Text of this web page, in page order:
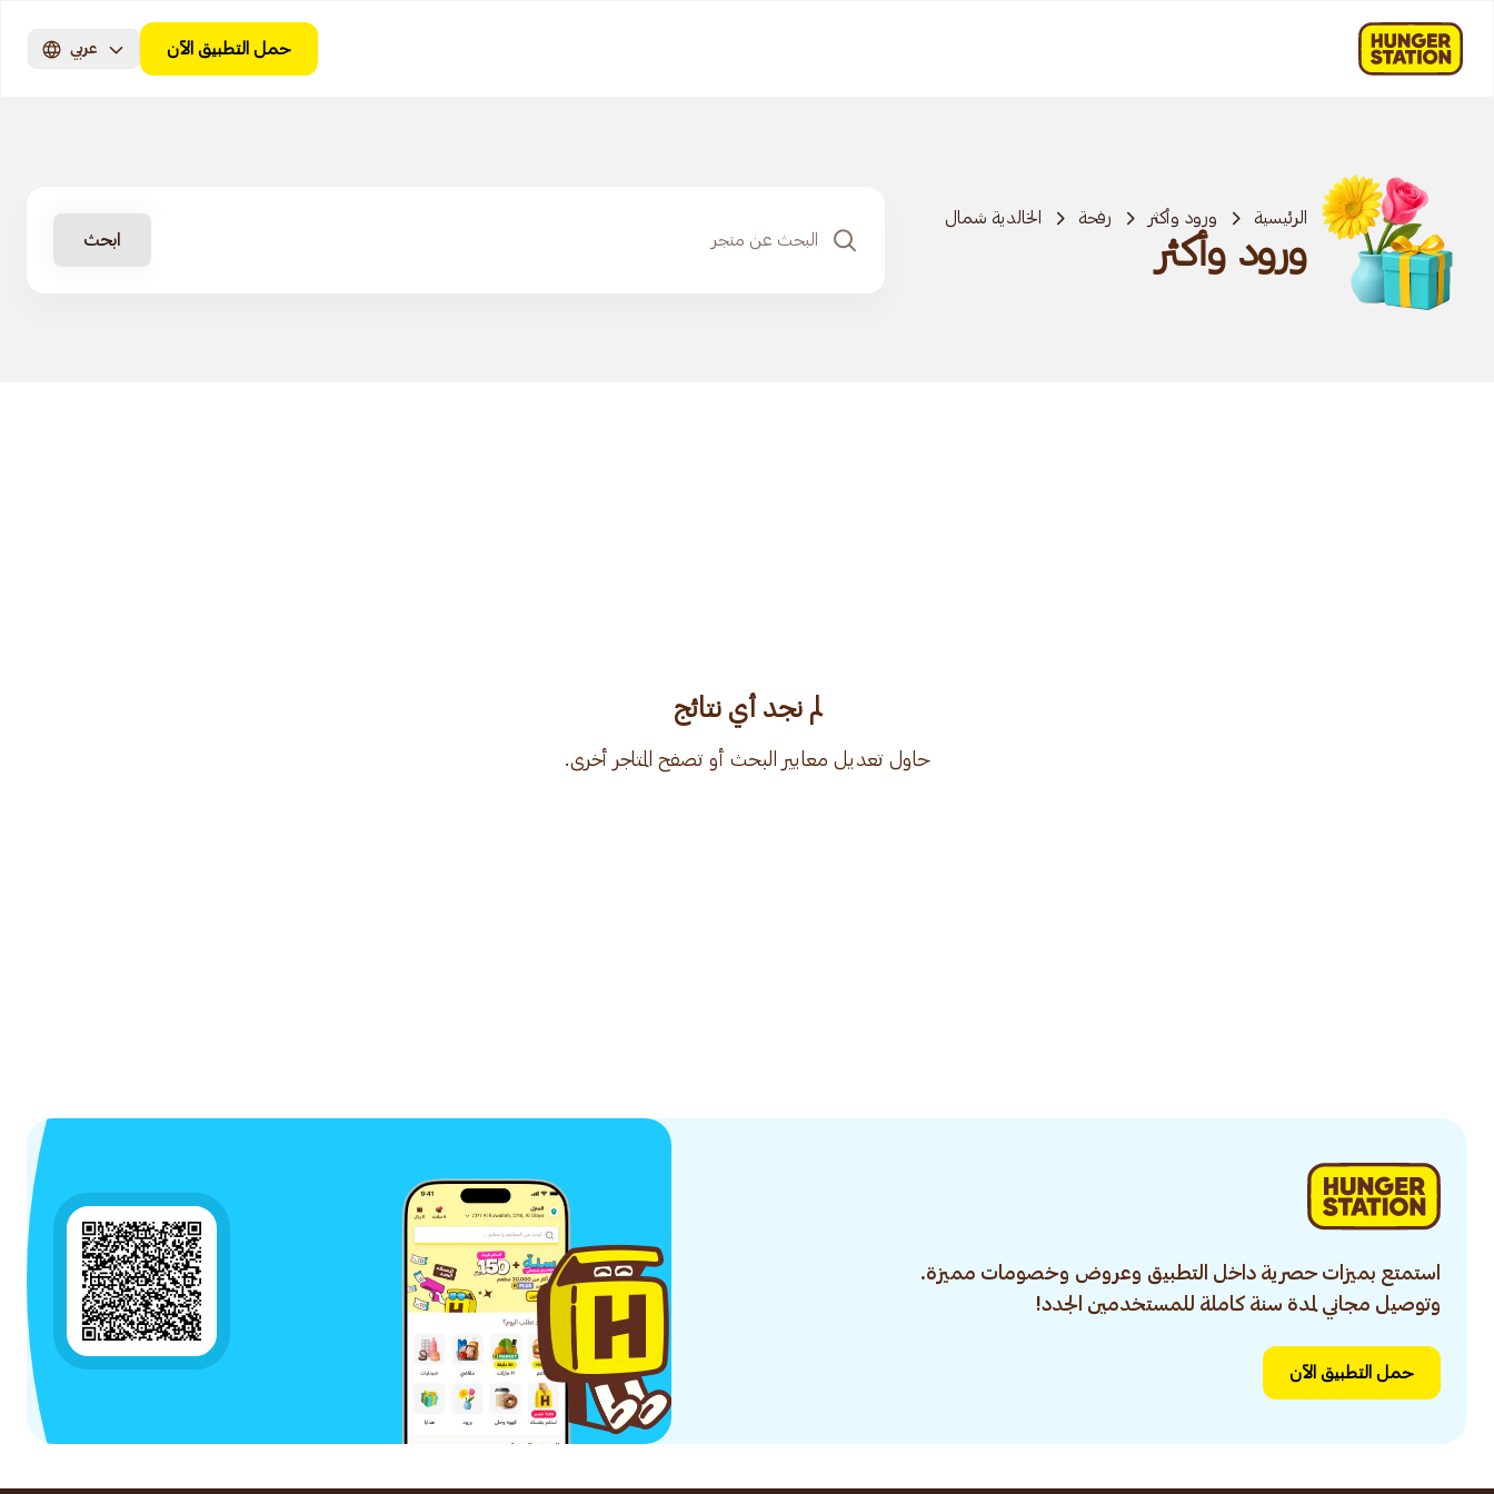
حمل التطبيق الآن عربي
الرئيسية ورود وأكثر رفحة الخالدية شمال
ورود وأكثر ابحث
لم نجد أي نتائج
حاول تعديل معايير البحث أو تصفح المتاجر أخرى.
استمتع بميزات حصرية داخل التطبيق وعروض وخصومات مميزة.
وتوصيل مجاني لمدة سنة كاملة للمستخدمين الجدد!
حمل التطبيق الآن